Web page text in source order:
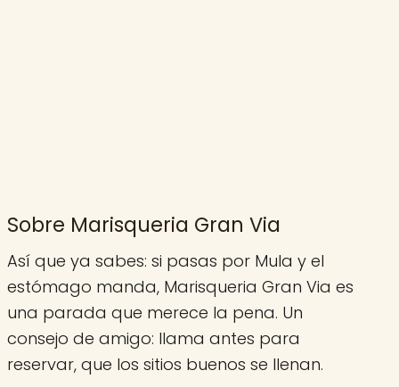
Sobre Marisqueria Gran Via
Así que ya sabes: si pasas por Mula y el
estómago manda, Marisqueria Gran Via es
una parada que merece la pena. Un
consejo de amigo: llama antes para
reservar, que los sitios buenos se llenan.